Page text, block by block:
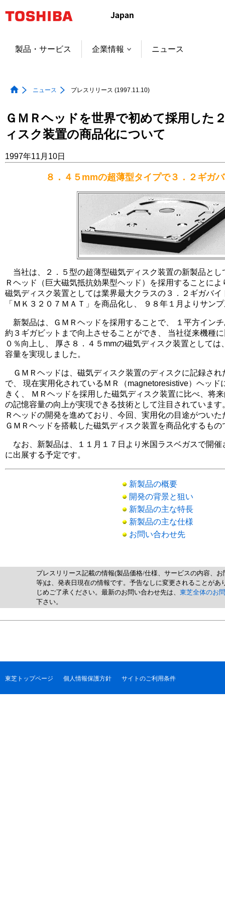
ャ
製品・サービス 企業情報 ニュース
ニュース プレスリリース (1997.11.10)
ＧＭＲヘッドを世界で初めて採用した
ィスク装置の商品化について
1997年11月10日
８．４５mmの超薄型タイプで３．２ギガ
当社は、２．５型の超薄型磁気ディスク装置の新製品とし
Ｒヘッド（巨大磁気抵抗効果型ヘッド）を採用することに
磁気ディスク装置としては業界最大クラスの３．２ギガバ
「ＭＫ３２０７ＭＡＴ」を商品化し、 ９８年１月よりサン
新製品は、ＧＭＲヘッドを採用することで、 １平方イン
約３ギガビットまで向上させることができ、 当社従来機種
０％向上し、 厚さ８．４５mmの磁気ディスク装置としては
容量を実現しました。
ＧＭＲヘッドは、磁気ディスク装置のディスクに記録され
で、 現在実用化されているＭＲ（magnetoresistive）ヘッド
きく、 ＭＲヘッドを採用した磁気ディスク装置に比べ、将
の記憶容量の向上が実現できる技術として注目されていま
Ｒヘッドの開発を進めており、今回、実用化の目途がつい
ＧＭＲヘッドを搭載した磁気ディスク装置を商品化するもの
なお、新製品は、１１月１７日より米国ラスベガスで開催
に出展する予定です。
新製品の概要
開発の背景と狙い
新製品の主な特長
新製品の主な仕様
お問い合わせ先
プレスリリース記載の情報(製品価格/仕様、サービスの内容、
等)は、発表日現在の情報です。予告なしに変更されることがあ
じめご了承ください。最新のお問い合わせ先は、 東芝全体のお
下さい。
東芝トップページ 個人情報保護方針 サイトのご利用条件